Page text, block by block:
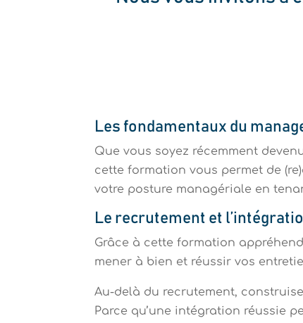
Les fondamentaux du
Que vous soyez récemment
cette formation vous permet de
votre posture managériale en
Le recrutement et
Grâce à cette formation
mener à bien et réussir vos
Au-delà du recrutement,
Parce qu’une intégration réussie